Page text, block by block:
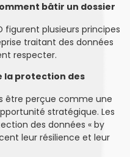
bâtir un dossier
figurent plusieurs principes
traitant des données
respecter.
la protection des
être perçue comme une
stratégique. Les
des données « by
leur résilience et leur